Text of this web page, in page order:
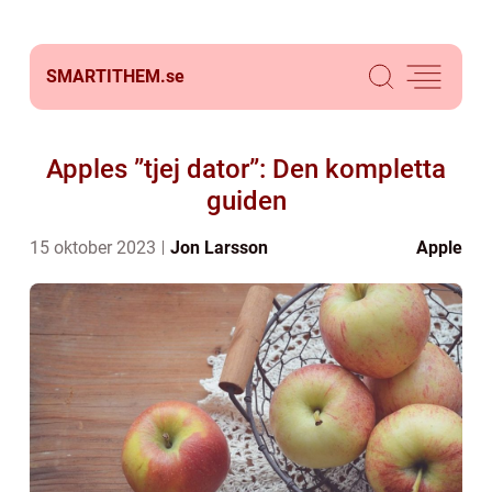
SMARTITHEM.se
Apples ”tjej dator”: Den kompletta
guiden
15 oktober 2023 Jon Larsson Apple